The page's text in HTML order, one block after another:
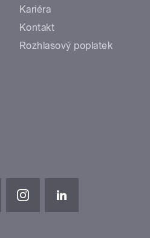
Kariéra
Kontakt
Rozhlasový poplatek